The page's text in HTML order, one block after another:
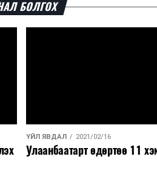
БОЛГОХ
ҮЙЛ ЯВДАЛ 2021/02/16
Улаанбаатарт өдөртөө 11